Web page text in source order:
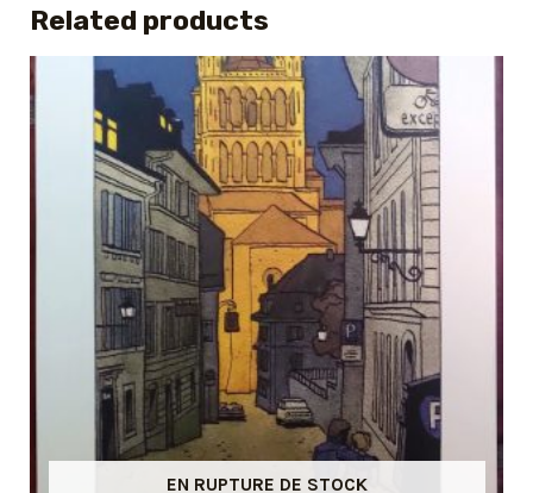
Related products
EN RUPTURE DE STOCK